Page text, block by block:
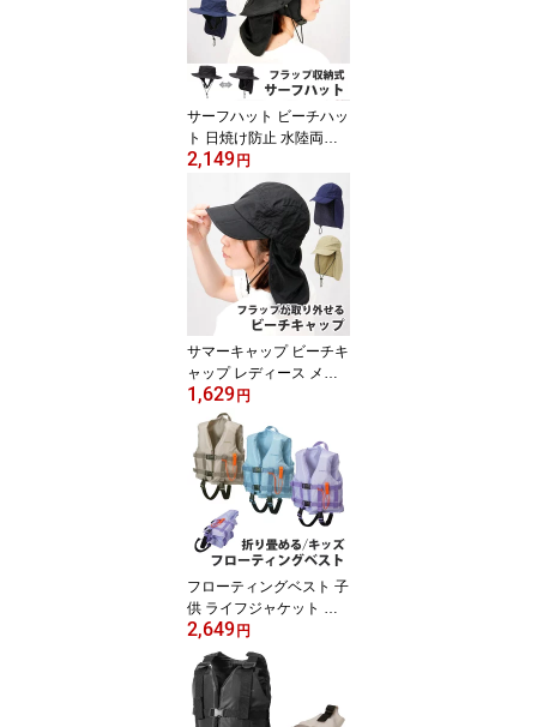
スパッツ スイムレギンス
ラッシュトレンカ 無地
ブラック 水玉 ドット マ
ルチカラー マルチドット
[返品交換不可]
サーフハット ビーチハッ
ト 日焼け防止 水陸両用 V
AXPOT(バックスポット)
VA-4150 マリンハット
サファリハット アドベン
チャーハット レインハッ
ト サンシェード 帽子 日
よけ サーフ ハット サー
フィンハット[返品交換不
2,149円
サマーキャップ ビーチキ
ャップ レディース メン
ズ VAXPOT(バックスポ
ット) VA-4153 日よけ 帽
子 日除け帽子 サンシェ
ードつき 水陸両用 ビー
チ キャップ サマー キャ
ップ フリーサイズ[返品
交換不可]
1,629円
フローティングベスト 子
供 ライフジャケット 子
供 VAXPOT(バックスポ
ット) VA-5251 フローテ
ィング ベスト 子供用 キ
ッズ ジュニア 遊泳用 浮
き具 浮力補助具 シュノ
2,649円